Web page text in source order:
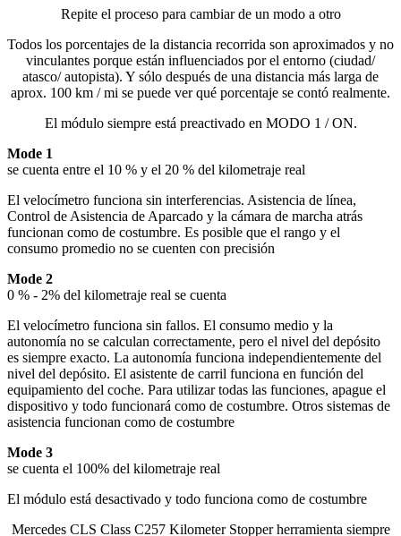
Repite el proceso para cambiar de un modo a otro
Todos los porcentajes de la distancia recorrida son aproximados y no
vinculantes porque están influenciados por el entorno (ciudad/
atasco/ autopista). Y sólo después de una distancia más larga de
aprox. 100 km / mi se puede ver qué porcentaje se contó realmente.
El módulo siempre está preactivado en MODO 1 / ON.
Mode 1
se cuenta entre el 10 % y el 20 % del kilometraje real
El velocímetro funciona sin interferencias. Asistencia de línea,
Control de Asistencia de Aparcado y la cámara de marcha atrás
funcionan como de costumbre. Es posible que el rango y el
consumo promedio no se cuenten con precisión
Mode 2
0 % - 2% del kilometraje real se cuenta
El velocímetro funciona sin fallos. El consumo medio y la
autonomía no se calculan correctamente, pero el nivel del depósito
es siempre exacto. La autonomía funciona independientemente del
nivel del depósito. El asistente de carril funciona en función del
equipamiento del coche. Para utilizar todas las funciones, apague el
dispositivo y todo funcionará como de costumbre. Otros sistemas de
asistencia funcionan como de costumbre
Mode 3
se cuenta el 100% del kilometraje real
El módulo está desactivado y todo funciona como de costumbre
Mercedes CLS Class C257 Kilometer Stopper herramienta siempre